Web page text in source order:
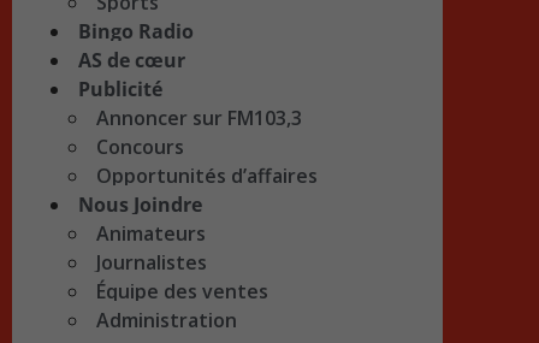
Bingo Radio
AS de cœur
Publicité
Annoncer sur FM103,3
Concours
Opportunités d’affaires
Nous Joindre
Animateurs
Journalistes
Équipe des ventes
Administration